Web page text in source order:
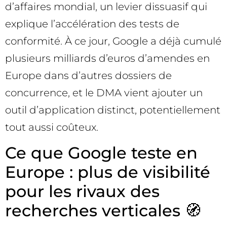
d’affaires mondial, un levier dissuasif qui
explique l’accélération des tests de
conformité. À ce jour, Google a déjà cumulé
plusieurs milliards d’euros d’amendes en
Europe dans d’autres dossiers de
concurrence, et le DMA vient ajouter un
outil d’application distinct, potentiellement
tout aussi coûteux.
Ce que Google teste en
Europe : plus de visibilité
pour les rivaux des
recherches verticales 🧭